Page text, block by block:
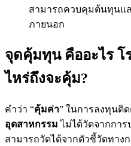
สามารถควบคุมต้นทุนแ
ภายนอก
จุดคุ้มทุน คืออะไร โ
ไหร่ถึงจะคุ้ม?
คำว่า “คุ้มค่า” ในการลงทุนติด
อุตสาหกรรม ไม่ได้วัดจากการ
สามารถวัดได้จากตัวชี้วัดทาง